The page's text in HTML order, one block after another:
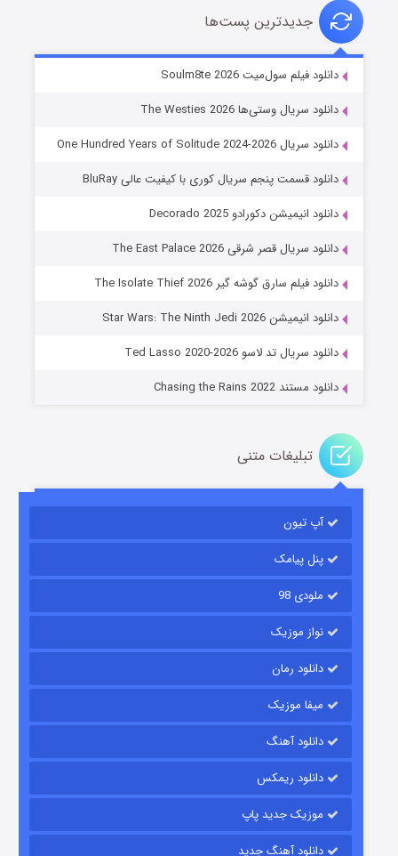
خاندان اژدها فصل ۳
جادوگری در مغولستان
قسمت ۱۴ (زیرنویس) منتشر شد
قسمت
جدیدترین پست‌ها
دانلود فیلم سول‌میت Soulm8te 2026
دانلود سریال وستی‌ها The Westies 2026
دانلود سریال One Hundred Years of Solitude 2024-2026
دانلود قسمت پنجم سریال کوری با کیفیت عالی BluRay
دانلود انیمیشن دکورادو Decorado 2025
دانلود سریال قصر شرقی The East Palace 2026
دانلود فیلم سارق گوشه گیر The Isolate Thief 2026
دانلود انیمیشن Star Wars: The Ninth Jedi 2026
دانلود سریال تد لاسو Ted Lasso 2020-2026
دانلود مستند Chasing the Rains 2022
تبلیغات متنی
آپ تیون
پنل پیامک
ملودی 98
نواز موزیک
دانلود رمان
میفا موزیک
دانلود آهنگ
دانلود ریمکس
موزیک جدید پاپ
دانلود آهنگ جدید